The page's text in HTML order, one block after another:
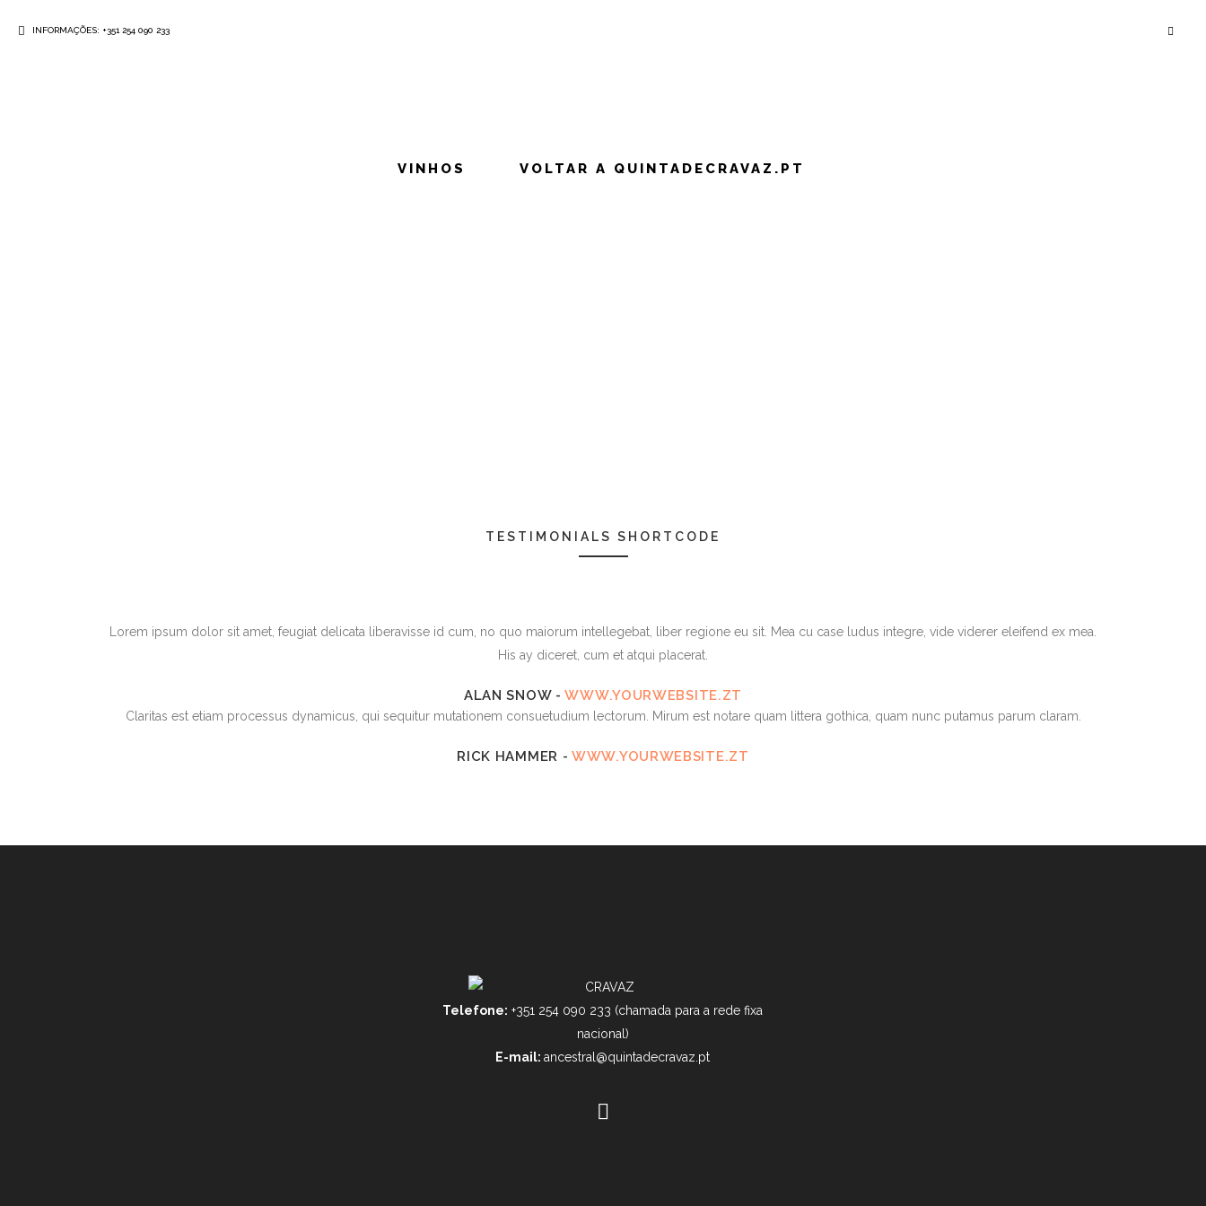
INFORMAÇÕES: +351 254 090 233
VINHOS VOLTAR A QUINTADECRAVAZ.PT
TESTIMONIALS SHORTCODE
Lorem ipsum dolor sit amet, feugiat delicata liberavisse id cum, no quo maiorum intellegebat, liber regione eu sit. Mea cu case ludus integre, vide viderer eleifend ex mea.
His ay diceret, cum et atqui placerat.
ALAN SNOW-WWW.YOURWEBSITE.ZT
Claritas est etiam processus dynamicus, qui sequitur mutationem consuetudium lectorum. Mirum est notare quam littera gothica, quam nunc putamus parum claram.
RICK HAMMER -WWW.YOURWEBSITE.ZT
Telefone: +351 254 090 233 (chamada para a rede fixa
nacional)
E-mail:ancestral@quintadecravaz.pt